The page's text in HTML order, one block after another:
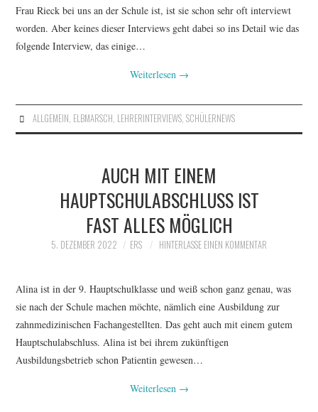
Frau Rieck bei uns an der Schule ist, ist sie schon sehr oft interviewt
worden. Aber keines dieser Interviews geht dabei so ins Detail wie das
folgende Interview, das einige…
Weiterlesen →
ALLGEMEIN, ELBMARSCH, LEHRERINTERVIEWS, SCHÜLERNEWS
AUCH MIT EINEM
HAUPTSCHULABSCHLUSS IST
FAST ALLES MÖGLICH
5. DEZEMBER 2022 ERS HINTERLASSE EINEN KOMMENTAR
Alina ist in der 9. Hauptschulklasse und weiß schon ganz genau, was
sie nach der Schule machen möchte, nämlich eine Ausbildung zur
zahnmedizinischen Fachangestellten. Das geht auch mit einem gutem
Hauptschulabschluss. Alina ist bei ihrem zukünftigen
Ausbildungsbetrieb schon Patientin gewesen…
Weiterlesen →